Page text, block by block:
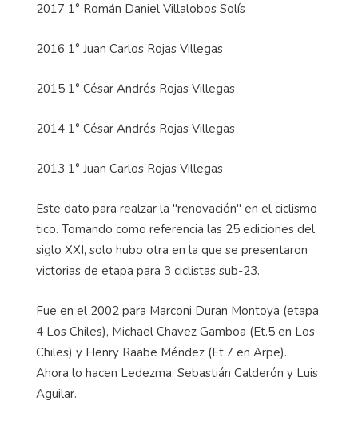
2017 1° Román Daniel Villalobos Solís
2016 1° Juan Carlos Rojas Villegas
2015 1° César Andrés Rojas Villegas
2014 1° César Andrés Rojas Villegas
2013 1° Juan Carlos Rojas Villegas
Este dato para realzar la "renovación" en el ciclismo
tico. Tomando como referencia las 25 ediciones del
siglo XXI, solo hubo otra en la que se presentaron
victorias de etapa para 3 ciclistas sub-23.
Fue en el 2002 para Marconi Duran Montoya (etapa
4 Los Chiles), Michael Chavez Gamboa (Et.5 en Los
Chiles) y Henry Raabe Méndez (Et.7 en Arpe).
Ahora lo hacen Ledezma, Sebastián Calderón y Luis
Aguilar.